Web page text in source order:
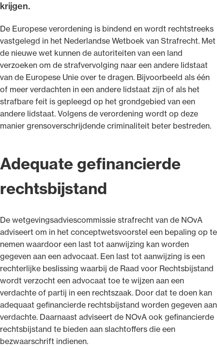
krijgen.
De Europese verordening is bindend en wordt rechtstreeks
vastgelegd in het Nederlandse Wetboek van Strafrecht. Met
de nieuwe wet kunnen de autoriteiten van een land
verzoeken om de strafvervolging naar een andere lidstaat
van de Europese Unie over te dragen. Bijvoorbeeld als één
of meer verdachten in een andere lidstaat zijn of als het
strafbare feit is gepleegd op het grondgebied van een
andere lidstaat. Volgens de verordening wordt op deze
manier grensoverschrijdende criminaliteit beter bestreden.
Adequate gefinancierde
rechtsbijstand
De wetgevingsadviescommissie strafrecht van de NOvA
adviseert om in het conceptwetsvoorstel een bepaling op te
nemen waardoor een last tot aanwijzing kan worden
gegeven aan een advocaat. Een last tot aanwijzing is een
rechterlijke beslissing waarbij de Raad voor Rechtsbijstand
wordt verzocht een advocaat toe te wijzen aan een
verdachte of partij in een rechtszaak. Door dat te doen kan
adequaat gefinancierde rechtsbijstand worden gegeven aan
verdachte. Daarnaast adviseert de NOvA ook gefinancierde
rechtsbijstand te bieden aan slachtoffers die een
bezwaarschrift indienen.
geheimhoudernummers.